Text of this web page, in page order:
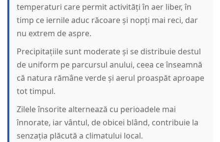
temperaturi care permit activități în aer liber, în
timp ce iernile aduc răcoare și nopți mai reci, dar
nu extrem de aspre.
Precipitațiile sunt moderate și se distribuie destul
de uniform pe parcursul anului, ceea ce înseamnă
că natura rămâne verde și aerul proaspăt aproape
tot timpul.
Zilele însorite alternează cu perioadele mai
înnorate, iar vântul, de obicei blând, contribuie la
senzația plăcută a climatului local.